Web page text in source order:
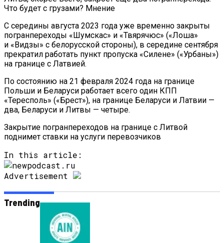
Что будет с грузами? Мнение
С середины августа 2023 года уже временно закрыты
погранпереходы «Шумскас» и «Твярячюс» («Лоша»
и «Видзы» с белорусской стороны), в середине сентября
прекратил работать пункт пропуска «Силене» («Урбаны»)
на границе с Латвией.
По состоянию на 21 февраля 2024 года на границе
Польши и Беларуси работает всего один КПП
«Тересполь» («Брест»), на границе Беларуси и Латвии —
два, Беларуси и Литвы — четыре.
Закрытие погранпереходов на границе с Литвой
поднимет ставки на услуги перевозчиков
In this article:
Advertisement
Trending